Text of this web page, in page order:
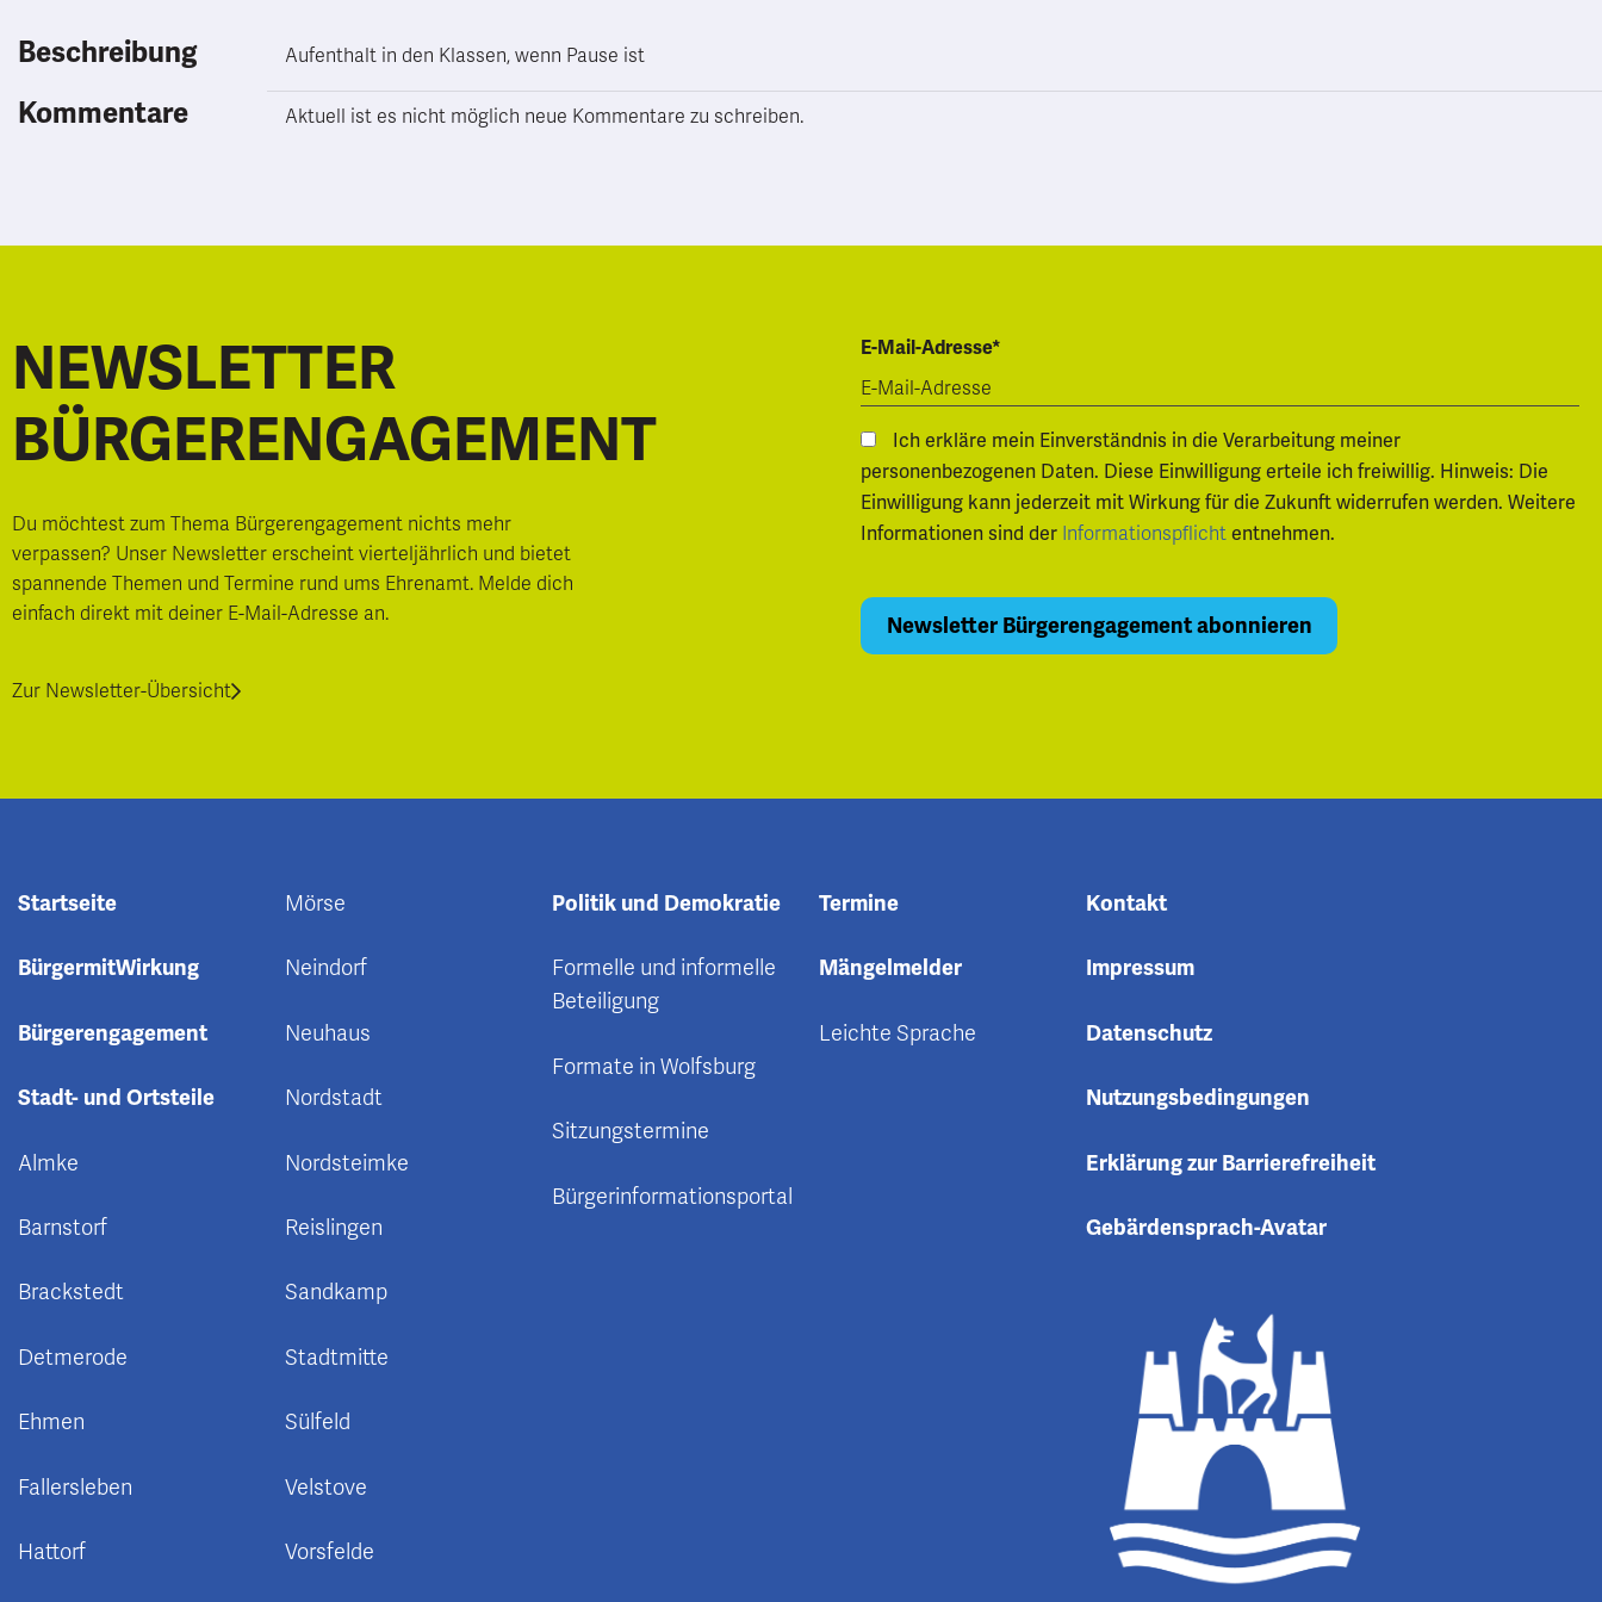
Beschreibung Aufenthalt in den Klassen, wenn Pause ist
Kommentare Aktuell ist es nicht möglich neue Kommentare zu schreiben.
NEWSLETTER
BÜRGERENGAGEMENT
Du möchtest zum Thema Bürgerengagement nichts mehr
verpassen? Unser Newsletter erscheint vierteljährlich und bietet
spannende Themen und Termine rund ums Ehrenamt. Melde dich
einfach direkt mit deiner E-Mail-Adresse an.
Zur Newsletter-Übersicht
E-Mail-Adresse*
Ich erkläre mein Einverständnis in die Verarbeitung meiner
personenbezogenen Daten. Diese Einwilligung erteile ich freiwillig. Hinweis: Die
Einwilligung kann jederzeit mit Wirkung für die Zukunft widerrufen werden. Weitere
Informationen sind der Informationspflicht entnehmen.
Startseite
BürgermitWirkung
Bürgerengagement
Stadt- und Ortsteile
Almke
Barnstorf
Brackstedt
Detmerode
Ehmen
Fallersleben
Hattorf
Mörse
Neindorf
Neuhaus
Nordstadt
Nordsteimke
Reislingen
Sandkamp
Stadtmitte
Sülfeld
Velstove
Vorsfelde
Politik und Demokratie
Formelle und informelle
Beteiligung
Formate in Wolfsburg
Sitzungstermine
Bürgerinformationsportal
Termine
Mängelmelder
Leichte Sprache
Kontakt
Impressum
Datenschutz
Nutzungsbedingungen
Erklärung zur Barrierefreiheit
Gebärdensprach-Avatar